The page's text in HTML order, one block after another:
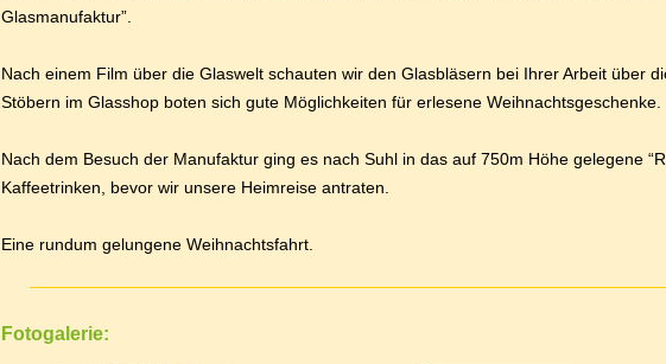
Glasmanufaktur”.
Nach einem Film über die Glaswelt schauten wir den Glasbläsern bei Ihrer Arbeit über
Stöbern im Glasshop boten sich gute Möglichkeiten für erlesene Weihnachtsgeschenke.
Nach dem Besuch der Manufaktur ging es nach Suhl in das auf 750m Höhe gelegene
Kaffeetrinken, bevor wir unsere Heimreise antraten.
Eine rundum gelungene Weihnachtsfahrt.
Fotogalerie: